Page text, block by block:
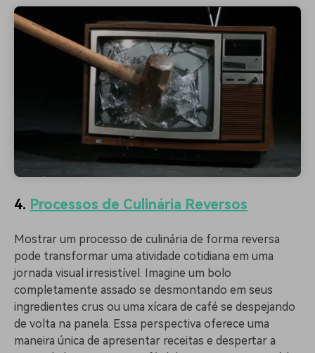
4. Processos de Culinária Reversos
Mostrar um processo de culinária de forma reversa
pode transformar uma atividade cotidiana em uma
jornada visual irresistível. Imagine um bolo
completamente assado se desmontando em seus
ingredientes crus ou uma xícara de café se despejando
de volta na panela. Essa perspectiva oferece uma
maneira única de apresentar receitas e despertar a